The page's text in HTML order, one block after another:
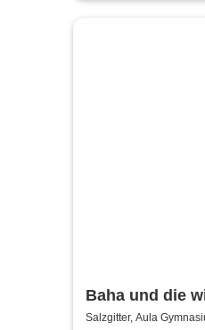
Baha und die
Aula
Salzgitter, Aula